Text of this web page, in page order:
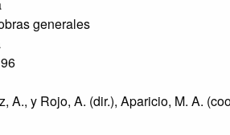
generales
A., y Rojo, A. (dir.), Aparicio, M. A.